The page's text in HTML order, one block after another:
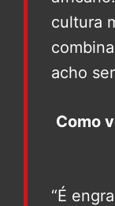
cultura
acho
Como
“É